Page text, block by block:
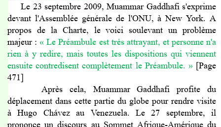
Le 23 septembre 2009, Muammar Gaddhafi s'exprime
devant l'Assemblée générale de l'ONU, à New York. A
propos de la Charte, le voici soulevant un problème
majeur :« Le Préambule est très attrayant, et personne n'a
rien à y redire, mais toutes les dispositions qui viennent
ensuite contredisent complètement le Préambule. » [Page
471]
Après cela, Muammar Gaddhafi profite du
déplacement dans cette partie du globe pour rendre visite
à Hugo Chávez au Venezuela. Le 27 septembre, il
prononce un discours au Sommet Afrique-Amérique du